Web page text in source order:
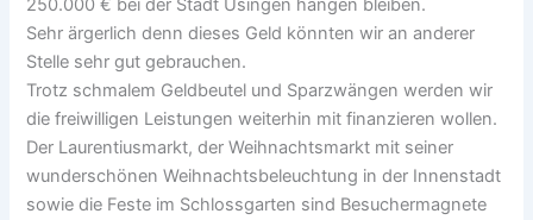
250.000 € bei der Stadt Usingen hängen bleiben.
Sehr ärgerlich denn dieses Geld könnten wir an anderer
Stelle sehr gut gebrauchen.
Trotz schmalem Geldbeutel und Sparzwängen werden wir
die freiwilligen Leistungen weiterhin mit finanzieren wollen.
Der Laurentiusmarkt, der Weihnachtsmarkt mit seiner
wunderschönen Weihnachtsbeleuchtung in der Innenstadt
sowie die Feste im Schlossgarten sind Besuchermagnete